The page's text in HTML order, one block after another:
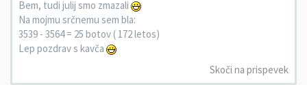
Bem, tudi julij smo zmazali
Na mojmu srčnemu sem bla:
3539 - 3564 = 25 botov ( 172 letos)
Lep pozdrav s kavča
Skoči na prispevek